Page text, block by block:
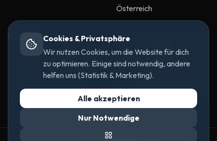
Österreich
Kontakt
+43 670 6533244
contact@mayemedia.at
mayemedia.official
🗺️
Google Maps
deaktiviert
Cookie-Einstellungen
öffnen
Cookies & Privatsphäre
Wir nutzen Cookies, um die Website für dich
zu optimieren. Einige sind notwendig, andere
helfen uns (Statistik & Marketing).
Alle akzeptieren
Nur Notwendige